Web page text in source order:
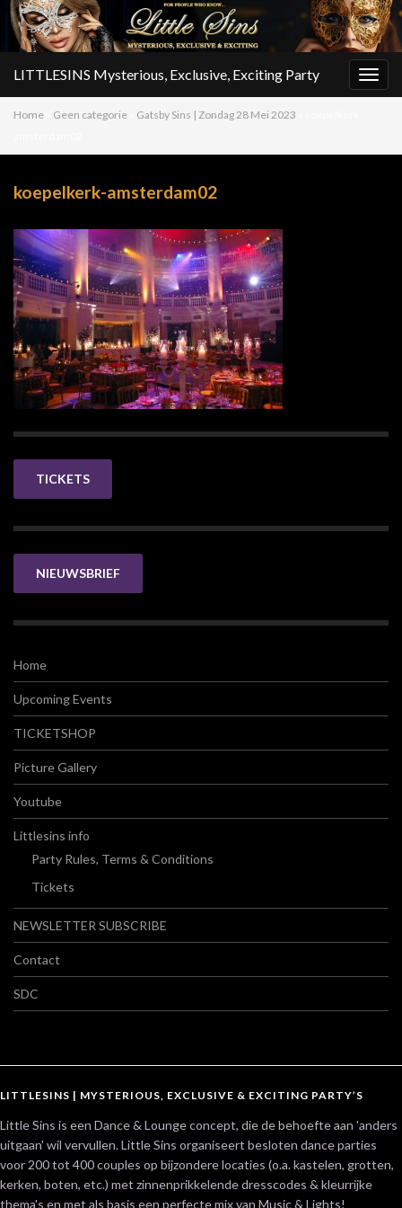
LITTLESINS Mysterious, Exclusive, Exciting Party
Home Geen categorie Gatsby Sins | Zondag 28 Mei 2023
koepelkerk-amsterdam02
TICKETS
NIEUWSBRIEF
Home
Upcoming Events
TICKETSHOP
Picture Gallery
Youtube
Littlesins info
Party Rules, Terms & Conditions
Tickets
NEWSLETTER SUBSCRIBE
Contact
SDC
LITTLESINS | MYSTERIOUS, EXCLUSIVE & EXCITING PARTY’S
Little Sins is een Dance & Lounge concept, die de behoefte aan 'anders
uitgaan' wil vervullen. Little Sins organiseert besloten dance parties
voor 200 tot 400 couples op bijzondere locaties (o.a. kastelen, grotten,
kerken, boten, etc.) met zinnenprikkelende dresscodes & kleurrijke
thema's en met als basis een perfecte mix van Music & Lights!